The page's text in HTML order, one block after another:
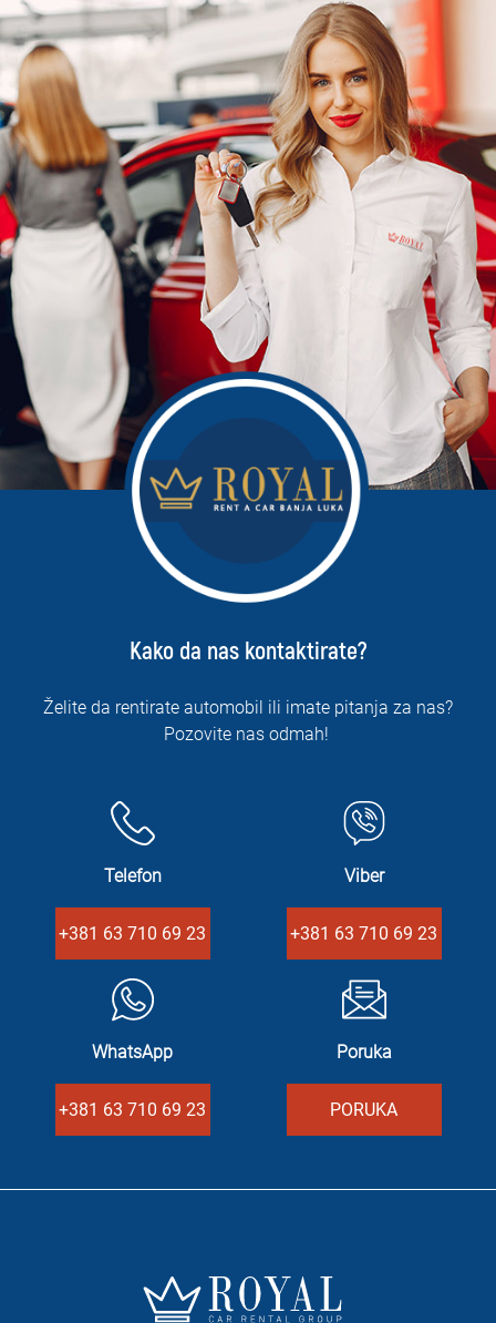
Kako da nas kontaktirate?
Želite da rentirate automobil ili imate pitanja za nas?
Pozovite nas odmah!
Telefon
+381 63 710 69 23
Viber
+381 63 710 69 23
WhatsApp
+381 63 710 69 23
Poruka
PORUKA